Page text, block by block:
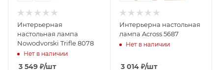
Интерьерная
настольная лампа
Nowodvorski Trifle 8078
Нет в наличии
3 549 ₽/шт
Интерьерна настольная
лампа Across 5687
Нет в наличии
3 014₽/шт